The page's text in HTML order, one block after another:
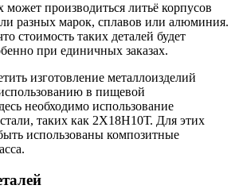
может производиться литьё корпусов
разных марок, сплавов или алюминия.
стоимость таких деталей будет
при единичных заказах.
изготовление металлоизделий
в пищевой
необходимо использование
таких как 2Х18Н10Т. Для этих
использованы композитные